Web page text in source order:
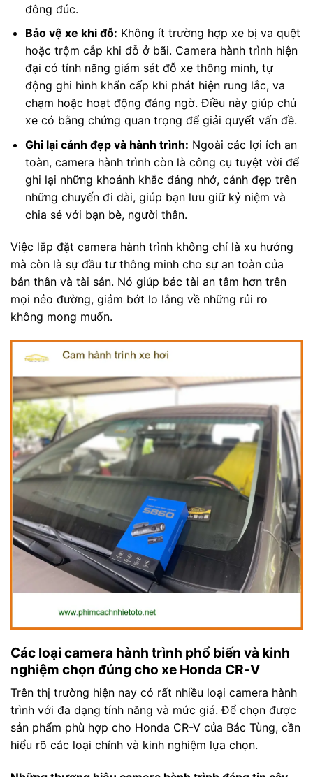
đông đúc.
Bảo vệ xe khi đỗ: Không ít trường hợp xe bị va quệt
hoặc trộm cắp khi đỗ ở bãi. Camera hành trình hiện
đại có tính năng giám sát đỗ xe thông minh, tự
động ghi hình khẩn cấp khi phát hiện rung lắc, va
chạm hoặc hoạt động đáng ngờ. Điều này giúp chủ
xe có bằng chứng quan trọng để giải quyết vấn đề.
Ghi lại cảnh đẹp và hành trình: Ngoài các lợi ích an
toàn, camera hành trình còn là công cụ tuyệt vời để
ghi lại những khoảnh khắc đáng nhớ, cảnh đẹp trên
những chuyến đi dài, giúp bạn lưu giữ kỷ niệm và
chia sẻ với bạn bè, người thân.
Việc lắp đặt camera hành trình không chỉ là xu hướng
mà còn là sự đầu tư thông minh cho sự an toàn của
bản thân và tài sản. Nó giúp bác tài an tâm hơn trên
mọi nẻo đường, giảm bớt lo lắng về những rủi ro
không mong muốn.
Các loại camera hành trình phổ biến và kinh
nghiệm chọn đúng cho xe Honda CR-V
Trên thị trường hiện nay có rất nhiều loại camera hành
trình với đa dạng tính năng và mức giá. Để chọn được
sản phẩm phù hợp cho Honda CR-V của Bác Tùng, cần
hiểu rõ các loại chính và kinh nghiệm lựa chọn.